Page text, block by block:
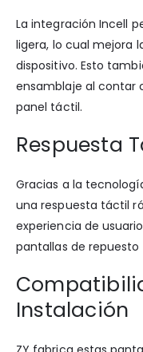
La integración Incell
ligera, lo cual mejora
dispositivo. Esto
ensamblaje al contar
panel táctil.
Respuesta
Gracias a la
una respuesta táctil
experiencia de
pantallas de
Instalación